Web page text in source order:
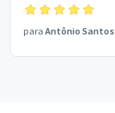
para Antônio Santos